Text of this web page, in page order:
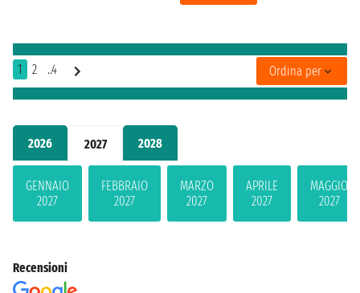
2026 2027 2028
GENNAIO
2027
FEBBRAIO
2027
MARZO
2027
APRILE
2027
MAGGIO
2027
1 2 ..4 Ordina per
Recensioni